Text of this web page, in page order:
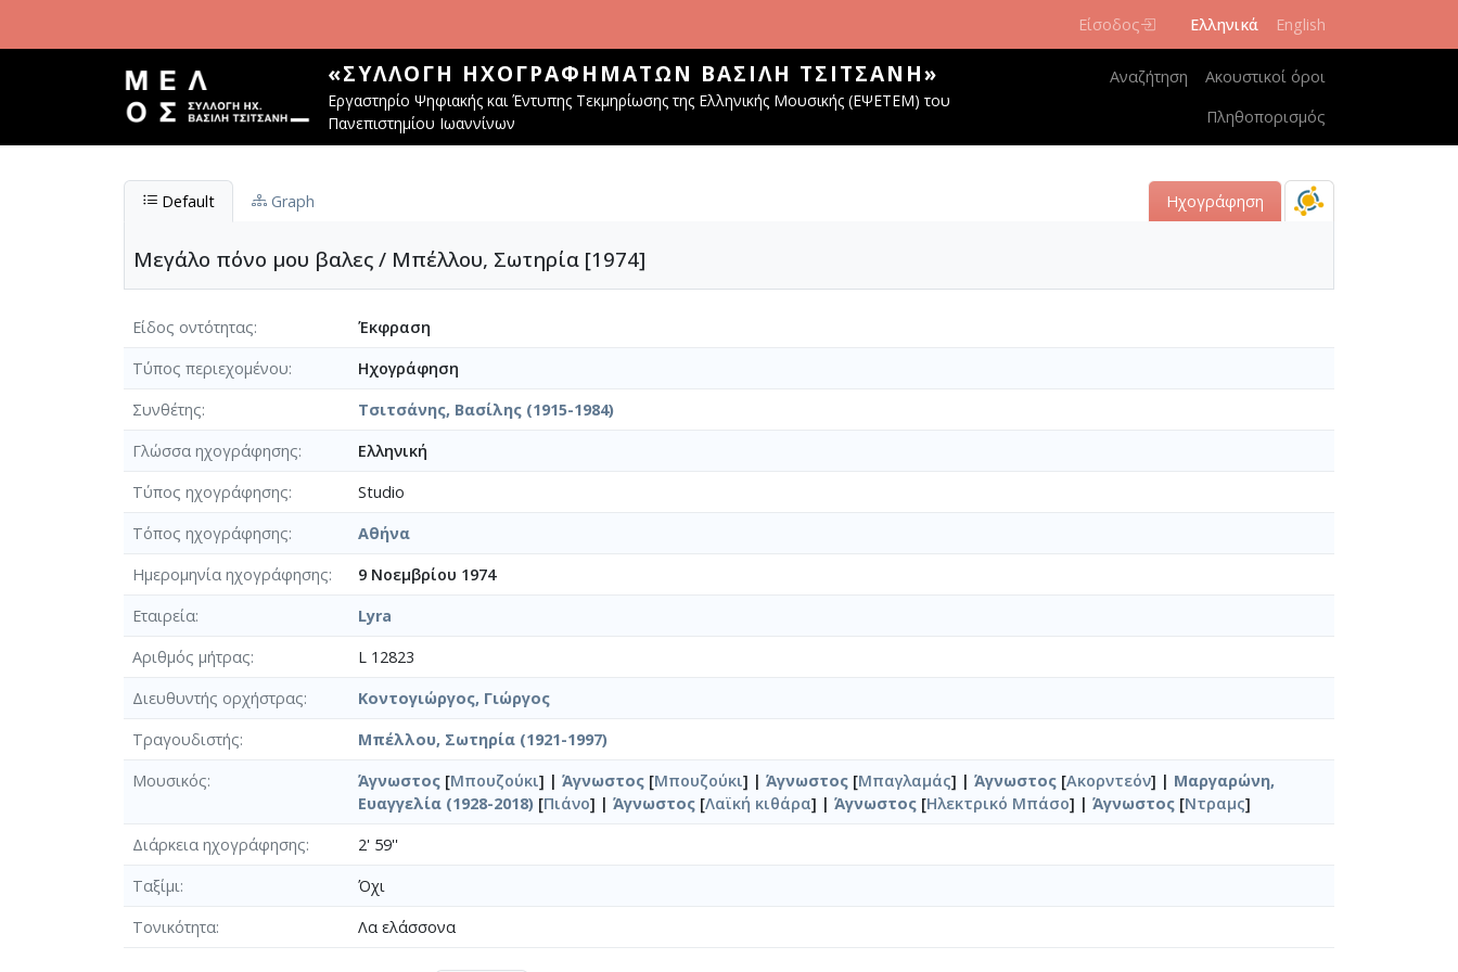
Είσοδος Ελληνικά English
«ΣΥΛΛΟΓΉ ΗΧΟΓΡΑΦΗΜΆΤΩΝ ΒΑΣΊΛΗ ΤΣΙΤΣΆΝΗ»
Εργαστηρίο Ψηφιακής και Έντυπης Τεκμηρίωσης της Ελληνικής Μουσικής (ΕΨΕΤΕΜ) του
Πανεπιστημίου Ιωαννίνων
Κεντρική πλοήγηση
Αναζήτηση
Ακουστικοί όροι
Πληθοπορισμός
Default Graph Ηχογράφηση
Μεγάλο πόνο μου βαλες / Μπέλλου, Σωτηρία [1974]
Είδος οντότητας
Έκφραση
Τύπος περιεχομένου
Ηχογράφηση
Συνθέτης
Τσιτσάνης, Βασίλης (1915-1984)
Γλώσσα ηχογράφησης
Ελληνική
Τύπος ηχογράφησης
Studio
Τόπος ηχογράφησης
Αθήνα
Ημερομηνία ηχογράφησης
9 Νοεμβρίου 1974
Εταιρεία
Lyra
Αριθμός μήτρας
L 12823
Διευθυντής ορχήστρας
Κοντογιώργος, Γιώργος
Τραγουδιστής
Μπέλλου, Σωτηρία (1921-1997)
Μουσικός
Άγνωστος [Μπουζούκι] | Άγνωστος [Μπουζούκι] | Άγνωστος [Μπαγλαμάς] | Άγνωστος [Ακορντεόν] | Μαργαρώνη,
Ευαγγελία (1928-2018) [Πιάνο] | Άγνωστος [Λαϊκή κιθάρα] | Άγνωστος [Ηλεκτρικό Μπάσο] | Άγνωστος [Ντραμς]
Διάρκεια ηχογράφησης
2' 59''
Ταξίμι
Όχι
Τονικότητα
Λα ελάσσονα